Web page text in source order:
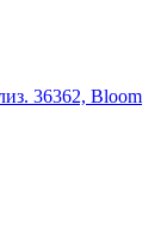
36362, Bloom